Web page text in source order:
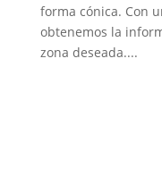
forma cónica. Con
obtenemos la
zona deseada....